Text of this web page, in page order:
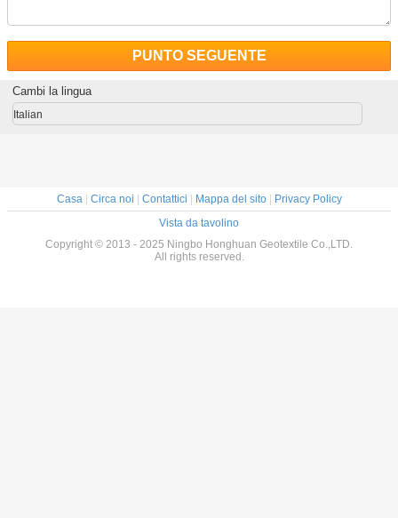
PUNTO SEGUENTE
Cambi la lingua
Italian
Casa| Circa noi Contattici Mappa del sito|
Privacy Policy
Vista da tavolino
Copyright © 2013 - 2025 Ningbo Honghuan Geotextile Co.,LTD.
All rights reserved.